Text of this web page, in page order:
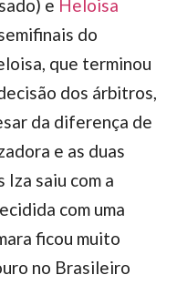
e Heloisa
do
que terminou
dos árbitros,
da diferença de
e as duas
Iza saiu com a
com uma
ficou muito
no Brasileiro